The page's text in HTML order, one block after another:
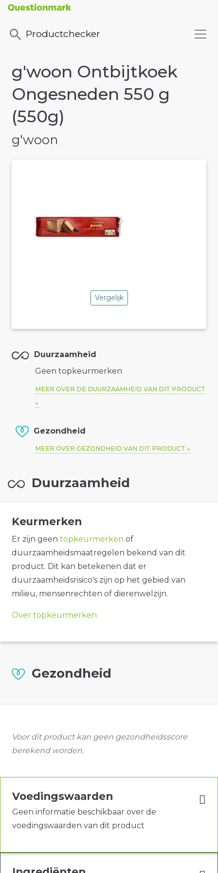
Productchecker
g'woon Ontbijtkoek
Ongesneden 550 g
(550g)
g'woon
Vergelijk
Duurzaamheid
Geen topkeurmerken
MEER OVER DE DUURZAAMHEID VAN DIT PRODUCT
Gezondheid
MEER OVER GEZONDHEID VAN DIT PRODUCT
Duurzaamheid
Keurmerken
Er zijn geen topkeurmerken of
duurzaamheidsmaatregelen bekend van dit
product. Dit kan betekenen dat er
duurzaamheidsrisico's zijn op het gebied van
milieu, mensenrechten of dierenwelzijn.
Over topkeurmerken
Gezondheid
Voor dit product kan geen gezondheidsscore
berekend worden.
Voedingswaarden
Geen informatie beschikbaar over de
voedingswaarden van dit product